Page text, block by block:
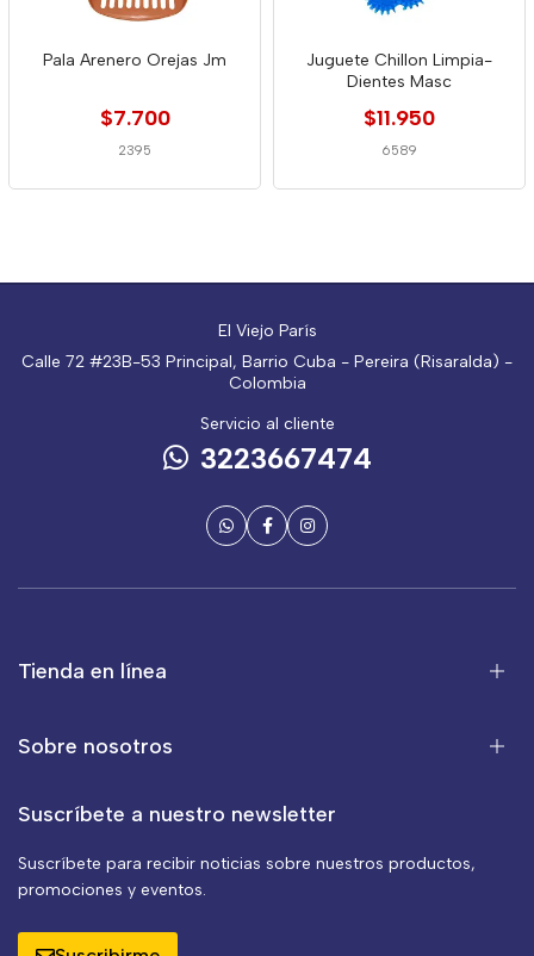
Pala Arenero Orejas Jm
$7.700
2395
Juguete Chillon Limpia-
Dientes Masc
$11.950
6589
El Viejo París
Calle 72 #23B-53 Principal, Barrio Cuba - Pereira (Risaralda) -
Colombia
Servicio al cliente
3223667474
Tienda en línea
Sobre nosotros
Suscríbete a nuestro newsletter
Suscríbete para recibir noticias sobre nuestros productos,
promociones y eventos.